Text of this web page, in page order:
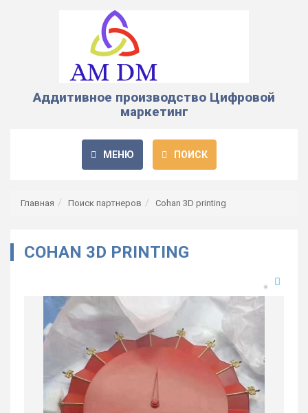
Аддитивное производство Цифровой
маркетинг
МЕНЮ ПОИСК
Главная Поиск партнеров Cohan 3D printing
COHAN 3D PRINTING